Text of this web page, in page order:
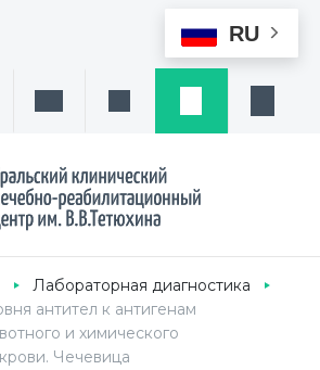
RU
услуги, направления или врача
Написать намЗаказ звонка
Лабораторная диагностика
антител к антигенам
и химического
Чечевица